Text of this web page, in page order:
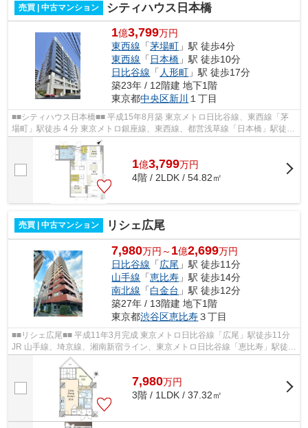
売買 | 中古マンション シティハウス日本橋
1億3,799万円
東西線 「茅場町 」駅 徒歩4分
東西線 「 日本橋 」駅 徒歩10分
日比谷線 「 人形町 」駅 徒歩17分
築23年 / 12階建 地下1階
東京都中央区新川 １丁目
■■シティハウス日本橋■■ 平成15年8月築 東京メトロ日比谷線、東西線「茅
場町」駅徒歩 4 分 東京メトロ銀座線、東西線、都営浅草線「日本橋」駅徒歩
10 分 ◆各種コンシェルジュサービ...
1億3,799万円
4階 / 2LDK / 54.82㎡
売買 | 中古マンション リシェ広尾
7,980万円～ 1億2,699万円
日比谷線 「広尾 」駅 徒歩11分
山手線 「恵比寿 」駅 徒歩14分
南北線 「白金台 」駅 徒歩12分
築27年 / 13階建 地下1階
東京都渋谷区恵比寿３丁目
■■リシェ広尾■■ 平成11年3月完成 東京メトロ日比谷線「広尾」駅徒歩11分
JR 山手線、埼京線、湘南新宿ライン、東京メトロ日比谷線「恵比寿」駅徒歩
14分 東京メトロ南北線、都営地下...
7,980万円
3階 / 1LDK / 37.32㎡